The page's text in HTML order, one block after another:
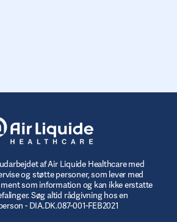
af Air Liquide Healthcare med
og støtte personer, som lever med
som information og kan ikke erstatte
Søg altid rådgivning hos en
- DIA.DK.087-001-FEB2021